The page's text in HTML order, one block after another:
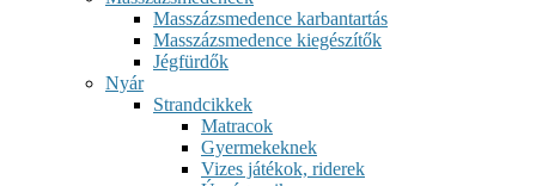
Masszázsmedence karbantartás
Masszázsmedence kiegészítők
Jégfürdők
Nyár
Strandcikkek
Matracok
Gyermekeknek
Vizes játékok, riderek